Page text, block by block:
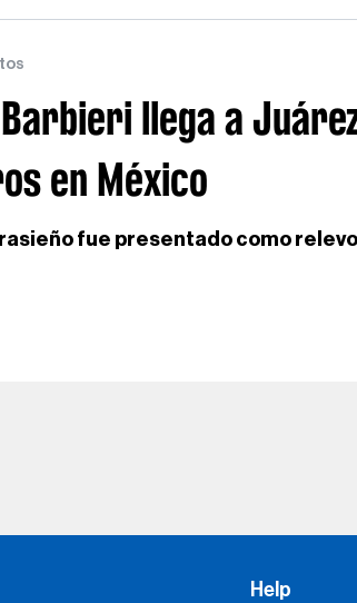
llega a
en México
fue presentado como
Help